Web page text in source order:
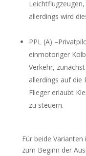
allerdings wird
PPL (A)
einmotoriger
Verkehr,
allerdings auf die
Flieger erlaubt
zu steuern.
Für beide
zum Beginn der